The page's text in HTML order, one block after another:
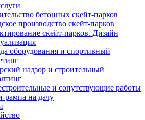
бетонных скейт-парков
производство скейт-парков
скейт-парков. Дизайн
оборудования и спортивный
надзор и строительный
и сопутствующие работы
на дачу